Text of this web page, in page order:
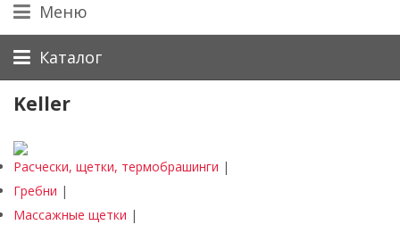
Меню
Каталог
Keller
Расчески, щетки, термобрашинги |
Гребни |
Массажные щетки |